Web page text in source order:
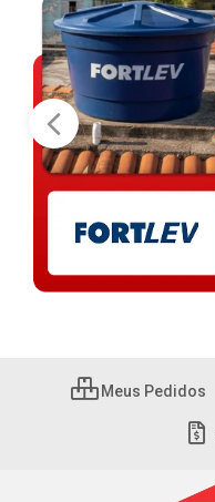
Meus Pedidos